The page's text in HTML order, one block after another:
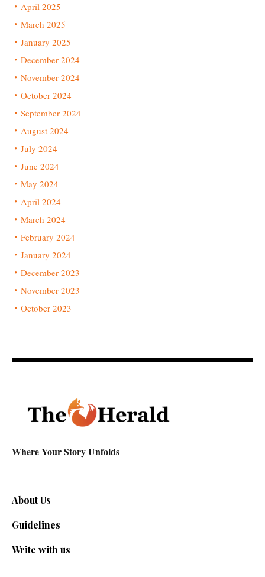
April 2025
March 2025
January 2025
December 2024
November 2024
October 2024
September 2024
August 2024
July 2024
June 2024
May 2024
April 2024
March 2024
February 2024
January 2024
December 2023
November 2023
October 2023
Where Your Story Unfolds
About Us
Guidelines
Write with us